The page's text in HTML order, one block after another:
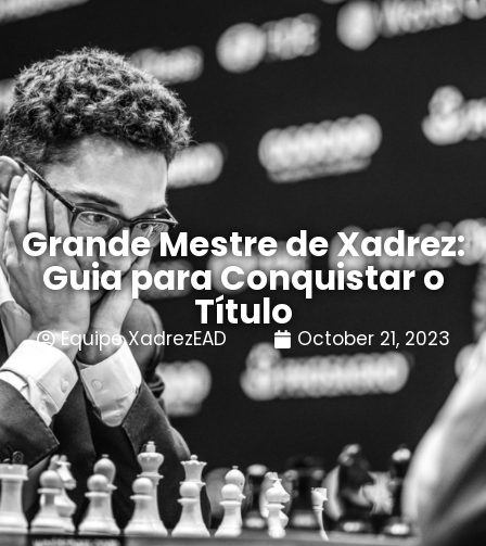
Grande Mestre de Xadrez:
Guia para Conquistar o
Título
Equipe XadrezEAD October 21, 2023